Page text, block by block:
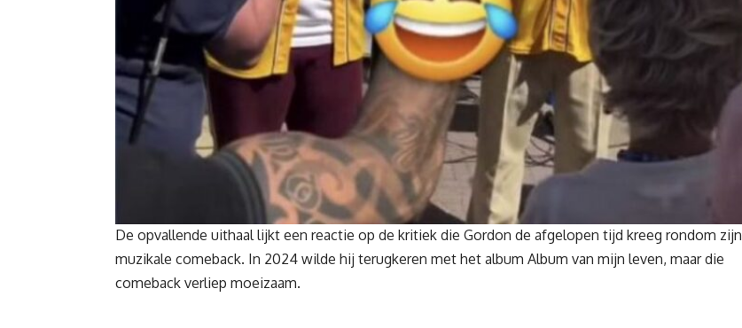
De opvallende uithaal lijkt een reactie op de kritiek die Gordon de afgelopen tijd kreeg rondom zijn
muzikale comeback. In 2024 wilde hij terugkeren met het album Album van mijn leven, maar die
comeback verliep moeizaam.